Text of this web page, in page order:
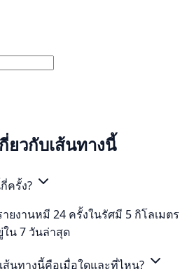
ยวกับเส้นทางนี้
ครั้ง?
ยงานหมี 24 ครั้งในรัศมี 5 กิโลเมตร
ใน 7 วันล่าสุด
นทางนี้คือเมื่อใดและที่ไหน?